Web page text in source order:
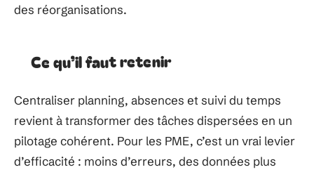
des réorganisations.
Ce qu’il faut retenir
Centraliser planning, absences et suivi du temps
revient à transformer des tâches dispersées en un
pilotage cohérent. Pour les PME, c’est un vrai levier
d’efficacité : moins d’erreurs, des données plus